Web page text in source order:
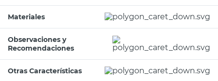
Materiales
Observaciones y
Recomendaciones
Otras Características